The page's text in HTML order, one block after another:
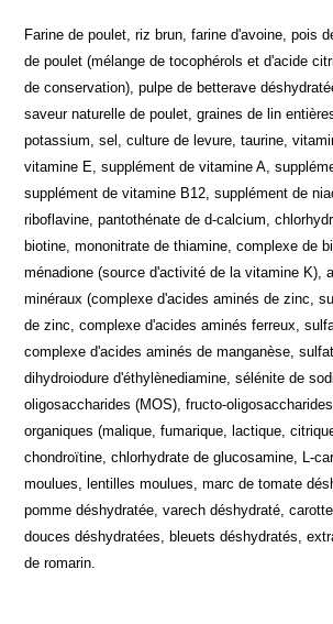
Farine de poulet, riz brun, farine d'avoine, pois
de poulet (mélange de tocophérols et d'acide
de conservation), pulpe de betterave
saveur naturelle de poulet, graines de lin
potassium, sel, culture de levure, taurine,
vitamine E, supplément de vitamine A,
supplément de vitamine B12, supplément de
riboflavine, pantothénate de d-calcium,
biotine, mononitrate de thiamine, complexe de
ménadione (source d'activité de la vitamine K),
minéraux (complexe d'acides aminés de zinc,
de zinc, complexe d'acides aminés ferreux,
complexe d'acides aminés de manganèse,
dihydroiodure d'éthylènediamine, sélénite de
oligosaccharides (MOS), fructo-
organiques (malique, fumarique, lactique,
chondroïtine, chlorhydrate de glucosamine, L-
moulues, lentilles moulues, marc de tomate
pomme déshydratée, varech déshydraté,
douces déshydratées, bleuets déshydratés,
de romarin.